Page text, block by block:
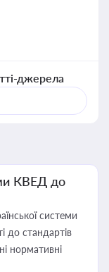
джерела
КВЕД до
системи
до стандартів
нормативні